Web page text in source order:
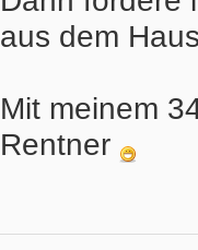
aus dem
Mit meinem
Rentner